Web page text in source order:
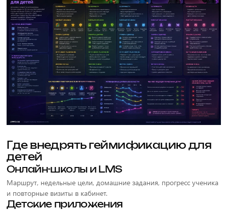
Где внедрять геймификацию для
детей
Онлайн-школы и LMS
Маршрут, недельные цели, домашние задания, прогресс ученика
и повторные визиты в кабинет.
Детские приложения